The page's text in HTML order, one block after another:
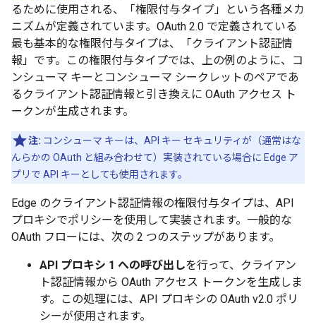
るために使用される、「権限付与タイプ」という各種メカ
ニズムが定義されています。OAuth 2.0 で定義されている
最も基本的な権限付与タイプは、「クライアント認証情
報」です。この権限付与タイプでは、上の例のように、コ
ンシューマ キーとコンシューマ シークレットのペアであ
るクライアント認証情報と引き換えに OAuth アクセス ト
ークンが生成されます。
注: コンシューマ キーは、API キー セキュリティが（通常はな
んらかの OAuth と組み合わせて）実装されている場合に Edge ア
プリで API キーとしても使用されます。
Edge のクライアント認証情報の権限付与タイプは、API
プロキシでポリシーを使用して実装されます。一般的な
OAuth フローには、次の 2 つのステップがあります。
API プロキシ 1 への呼び出しを行って、クライアン
ト認証情報から OAuth アクセス トークンを生成しま
す。この処理には、API プロキシの OAuth v2.0 ポリ
シーが使用されます。